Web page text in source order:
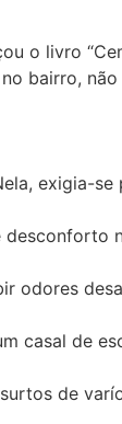
o livro
bairro,
exigia-se
desconforto
odores
casal de
de